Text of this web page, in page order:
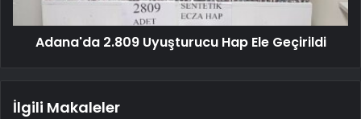
Adana'da 2.809 Uyuşturucu Hap Ele Geçirildi
İlgili Makaleler